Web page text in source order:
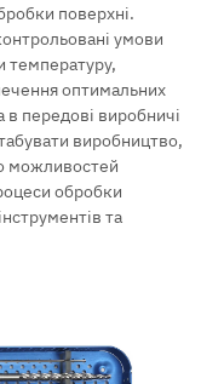
поверхні.
умови
оптимальних
передові виробничі
виробництво,
можливостей
обробки
та